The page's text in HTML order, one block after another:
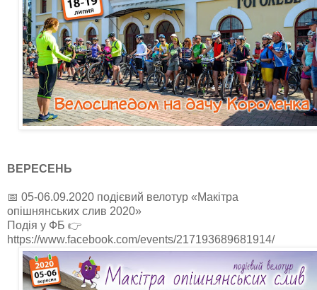
ВЕРЕСЕНЬ
📅 05-06.09.2020 подієвий велотур «Макітра
опішнянських слив 2020»
Подія у ФБ 👉
https://www.facebook.com/events/217193689681914/